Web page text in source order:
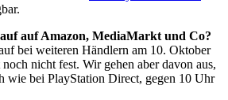
auf Amazon, MediaMarkt und Co?
bei weiteren Händlern am 10. Oktober
nicht fest. Wir gehen aber davon aus,
wie bei PlayStation Direct, gegen 10 Uhr